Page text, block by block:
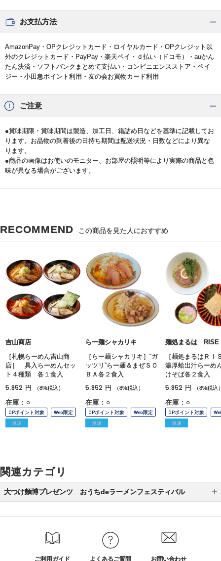
お支払方法
AmazonPay・OPクレジットカード・ロイヤルカード・OPクレジット以
外のクレジットカード・PayPay・楽天ペイ・ｄ払い（ドコモ）・auかん
たん決済・ソフトバンクまとめて支払い・コンビニエンスストア・ペイ
ジー・小田急ポイント利用・友の会お買物カード利用
ご注意
●賞味期限・賞味期間は製造、加工日、箱詰め日などを基準に記載してお
ります。お品物の到着後の日持ち期間は配送状況・日数などにより異な
ります。
●商品の画像はお使いのモニター、お部屋の照明等により実際の商品と色
味が異なる場合がございます。
RECOMMEND この商品を見た人におすすめ
吉山商店
［札幌らーめん吉山商
店］ 具入らーめんセッ
ト４種類 各１食入
5,952 円 （8%税込）
在庫：○
OPポイント対象
Web限定
冷凍
らー麺シャカリキ
［らー麺シャカリキ］“ガ
ッツリ”らー麺＆まぜＳＯ
ＢＡ各２食入
5,952 円 （8%税込）
在庫：○
OPポイント対象
Web限定
冷凍
麺処まるは RISE
［麺処まるはＲＩ
濃厚蛤出汁らーめ
けそば各２食入
5,952 円 （8%税込
在庫：○
OPポイント対象
冷凍
関連カテゴリ
大つけ麵博プレゼンツ おうちdeラーメンフェスティバル
ご利用ガイド よくあるご質問 お問い合わせ